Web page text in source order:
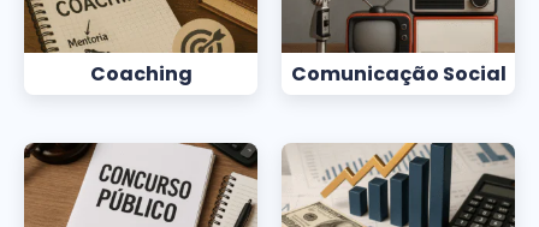
Coaching Comunicação Social